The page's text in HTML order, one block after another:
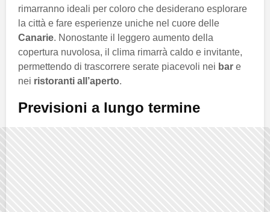
rimarranno ideali per coloro che desiderano esplorare
la città e fare esperienze uniche nel cuore delle
Canarie. Nonostante il leggero aumento della
copertura nuvolosa, il clima rimarrà caldo e invitante,
permettendo di trascorrere serate piacevoli nei bar e
nei ristoranti all’aperto.
Previsioni a lungo termine